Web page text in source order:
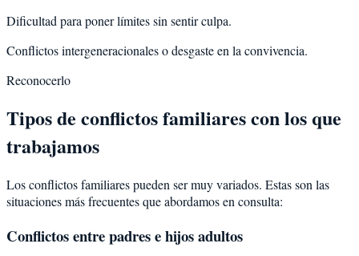
Dificultad para poner límites sin sentir culpa.
Conflictos intergeneracionales o desgaste en la convivencia.
Reconocerlo
Tipos de conflictos familiares con los que
trabajamos
Los conflictos familiares pueden ser muy variados. Estas son las
situaciones más frecuentes que abordamos en consulta:
Conflictos entre padres e hijos adultos